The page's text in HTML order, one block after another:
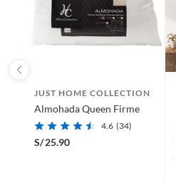
JUST HOME COLLECTION
Almohada Queen Firme
4.6 (34)
S/25.90